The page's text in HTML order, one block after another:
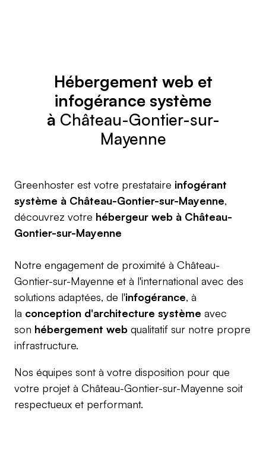
Hébergement web et
infogérance système
à Château-Gontier-sur-
Mayenne
Greenhoster est votre prestataire infogérant
système à Château-Gontier-sur-Mayenne,
découvrez votre hébergeur web à Château-
Gontier-sur-Mayenne
Notre engagement de proximité à Château-
Gontier-sur-Mayenne et à l'international avec des
solutions adaptées, de l'infogérance, à
la conception d'architecture système avec
son hébergement web qualitatif sur notre propre
infrastructure.
Nos équipes sont à votre disposition pour que
votre projet à Château-Gontier-sur-Mayenne soit
respectueux et performant.